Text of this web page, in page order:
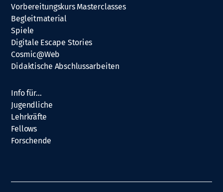
Vorbereitungskurs Masterclasses
Begleitmaterial
Spiele
Digitale Escape Stories
Cosmic@Web
Didaktische Abschlussarbeiten
Info für…
Jugendliche
Lehrkräfte
Fellows
Forschende